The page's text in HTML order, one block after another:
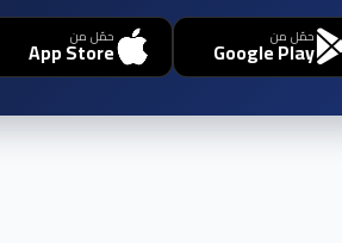
حمّل من
Google Play حمّل من
App Store